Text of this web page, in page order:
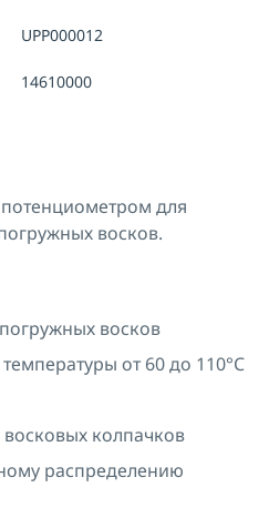
UPP000012
14610000
для
восков.
восков
от 60 до 110°C
колпачков
распределению